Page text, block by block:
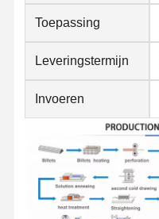
Toepassing
Leveringstermijn
Invoeren